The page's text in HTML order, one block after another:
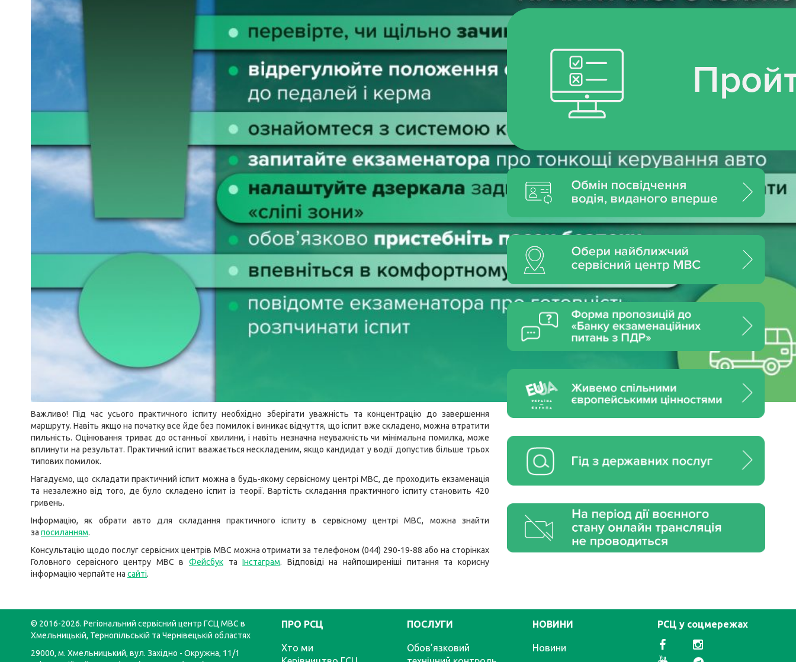
Важливо! Під час усього практичного іспиту необхідно зберігати уважність та концентрацію до завершення
маршруту. Навіть якщо на початку все йде без помилок і виникає відчуття, що іспит вже складено, можна втратити
пильність. Оцінювання триває до останньої хвилини, і навіть незначна неуважність чи мінімальна помилка, може
вплинути на результат. Практичний іспит вважається нескладеним, якщо кандидат у водії допустив більше трьох
типових помилок.
Нагадуємо, що складати практичний іспит можна в будь-якому сервісному центрі МВС, де проходить екзаменація
та незалежно від того, де було складено іспит із теорії. Вартість складання практичного іспиту становить 420
гривень.
Інформацію, як обрати авто для складання практичного іспиту в сервісному центрі МВС, можна знайти
за посиланням.
Консультацію щодо послуг сервісних центрів МВС можна отримати за телефоном (044) 290-19-88 або на сторінках
Головного сервісного центру МВС вФейсбук таІнстаграм. Відповіді на найпоширеніші питання та корисну
інформацію черпайте на сайті.
© 2016-2026. Регіональний сервісний центр ГСЦ МВС в
Хмельницькій, Тернопільській та Чернівецькій областях
29000, м. Хмельницький, вул. Західно - Окружна, 11/1
ПРО РСЦ
Хто ми
ПОСЛУГИ
Обов’язковий
НОВИНИ
Новини
РСЦ у соцмережах